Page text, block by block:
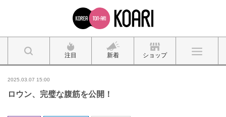
注目 新着 ショップ
2025.03.07 15:00
ロウン、完璧な腹筋を公開！